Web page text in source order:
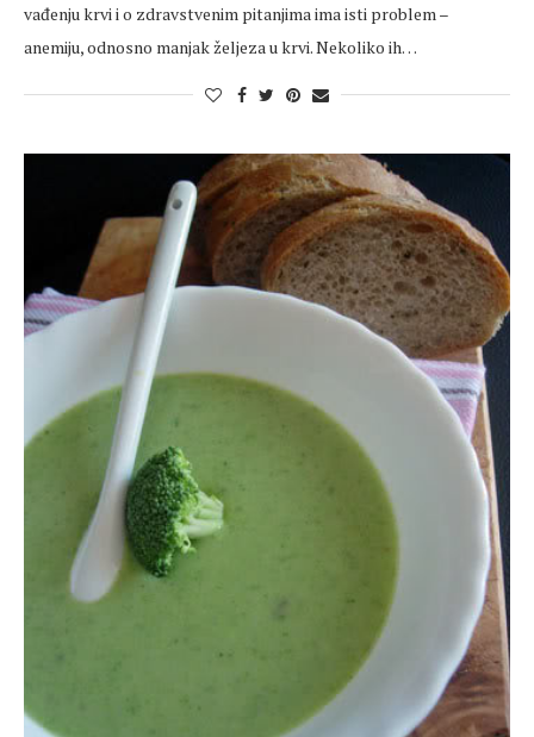
vađenju krvi i o zdravstvenim pitanjima ima isti problem –
anemiju, odnosno manjak željeza u krvi. Nekoliko ih…